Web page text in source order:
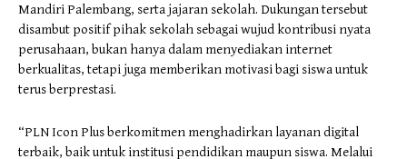
Mandiri Palembang, serta jajaran sekolah. Dukungan tersebut
disambut positif pihak sekolah sebagai wujud kontribusi nyata
perusahaan, bukan hanya dalam menyediakan internet
berkualitas, tetapi juga memberikan motivasi bagi siswa untuk
terus berprestasi.
“PLN Icon Plus berkomitmen menghadirkan layanan digital
terbaik, baik untuk institusi pendidikan maupun siswa. Melalui